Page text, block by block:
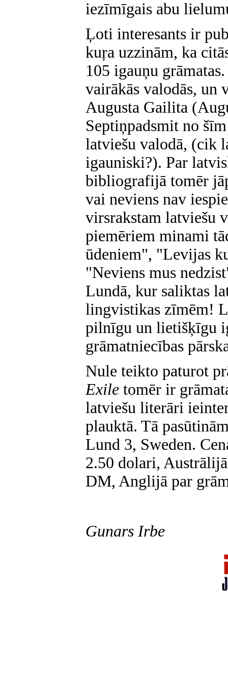
iezīmīgais abu
Ļoti interesants ir
kuŗa uzzinām, ka
105 igauņu
vairākās valodās,
Augusta Gailita
Septiņpadsmit no
latviešu valodā, (cik
igauniski?). Par
bibliografijā tomēr
vai neviens nav
virsrakstam latviešu
piemēriem minami
ūdeniem", "Levijas
"Neviens mus
Lundā, kur saliktas
lingvistikas zīmēm!
pilnīgu un lietišķīgu
grāmatniecības
Nule teikto paturot
Exile tomēr ir
latviešu literāri
plauktā. Tā
Lund 3, Sweden.
2.50 dolari,
DM, Anglijā par
Gunars Irbe